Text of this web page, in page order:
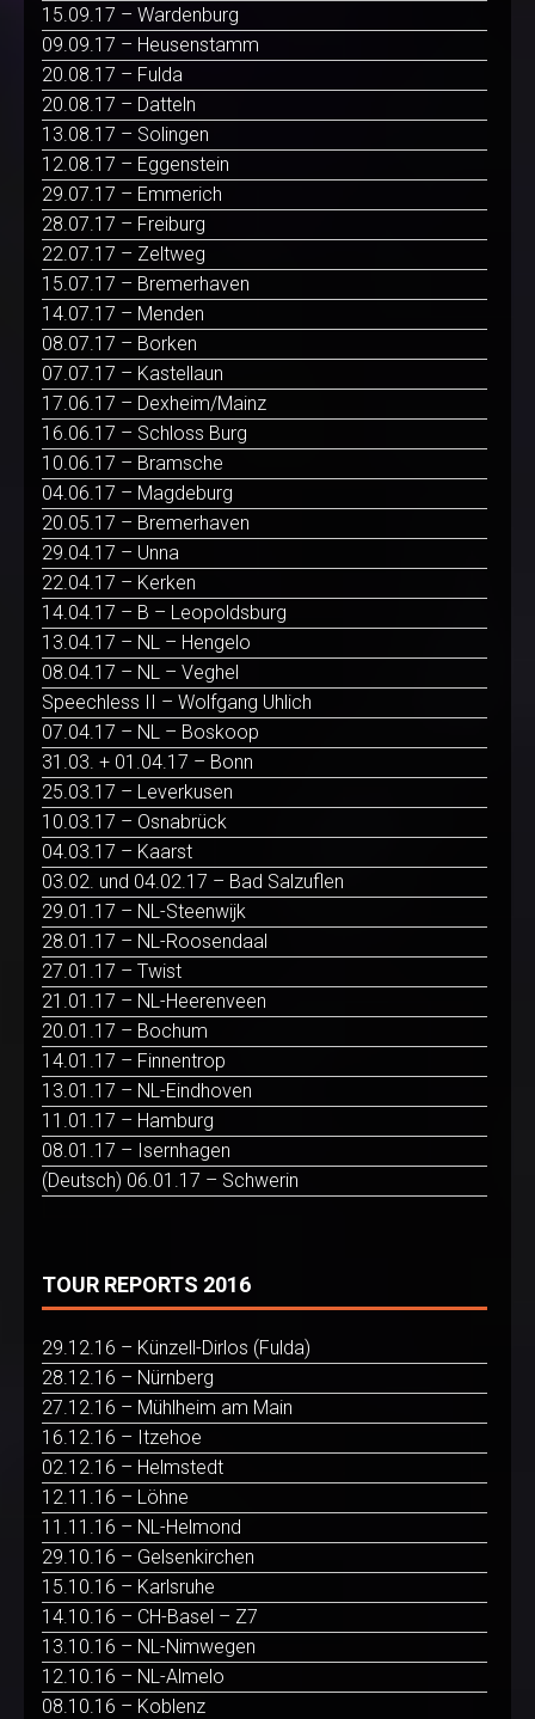
15.09.17 – Wardenburg
09.09.17 – Heusenstamm
20.08.17 – Fulda
20.08.17 – Datteln
13.08.17 – Solingen
12.08.17 – Eggenstein
29.07.17 – Emmerich
28.07.17 – Freiburg
22.07.17 – Zeltweg
15.07.17 – Bremerhaven
14.07.17 – Menden
08.07.17 – Borken
07.07.17 – Kastellaun
17.06.17 – Dexheim/Mainz
16.06.17 – Schloss Burg
10.06.17 – Bramsche
04.06.17 – Magdeburg
20.05.17 – Bremerhaven
29.04.17 – Unna
22.04.17 – Kerken
14.04.17 – B – Leopoldsburg
13.04.17 – NL – Hengelo
08.04.17 – NL – Veghel
Speechless II – Wolfgang Uhlich
07.04.17 – NL – Boskoop
31.03. + 01.04.17 – Bonn
25.03.17 – Leverkusen
10.03.17 – Osnabrück
04.03.17 – Kaarst
03.02. und 04.02.17 – Bad Salzuflen
29.01.17 – NL-Steenwijk
28.01.17 – NL-Roosendaal
27.01.17 – Twist
21.01.17 – NL-Heerenveen
20.01.17 – Bochum
14.01.17 – Finnentrop
13.01.17 – NL-Eindhoven
11.01.17 – Hamburg
08.01.17 – Isernhagen
(Deutsch) 06.01.17 – Schwerin
TOUR REPORTS 2016
29.12.16 – Künzell-Dirlos (Fulda)
28.12.16 – Nürnberg
27.12.16 – Mühlheim am Main
16.12.16 – Itzehoe
02.12.16 – Helmstedt
12.11.16 – Löhne
11.11.16 – NL-Helmond
29.10.16 – Gelsenkirchen
15.10.16 – Karlsruhe
14.10.16 – CH-Basel – Z7
13.10.16 – NL-Nimwegen
12.10.16 – NL-Almelo
08.10.16 – Koblenz